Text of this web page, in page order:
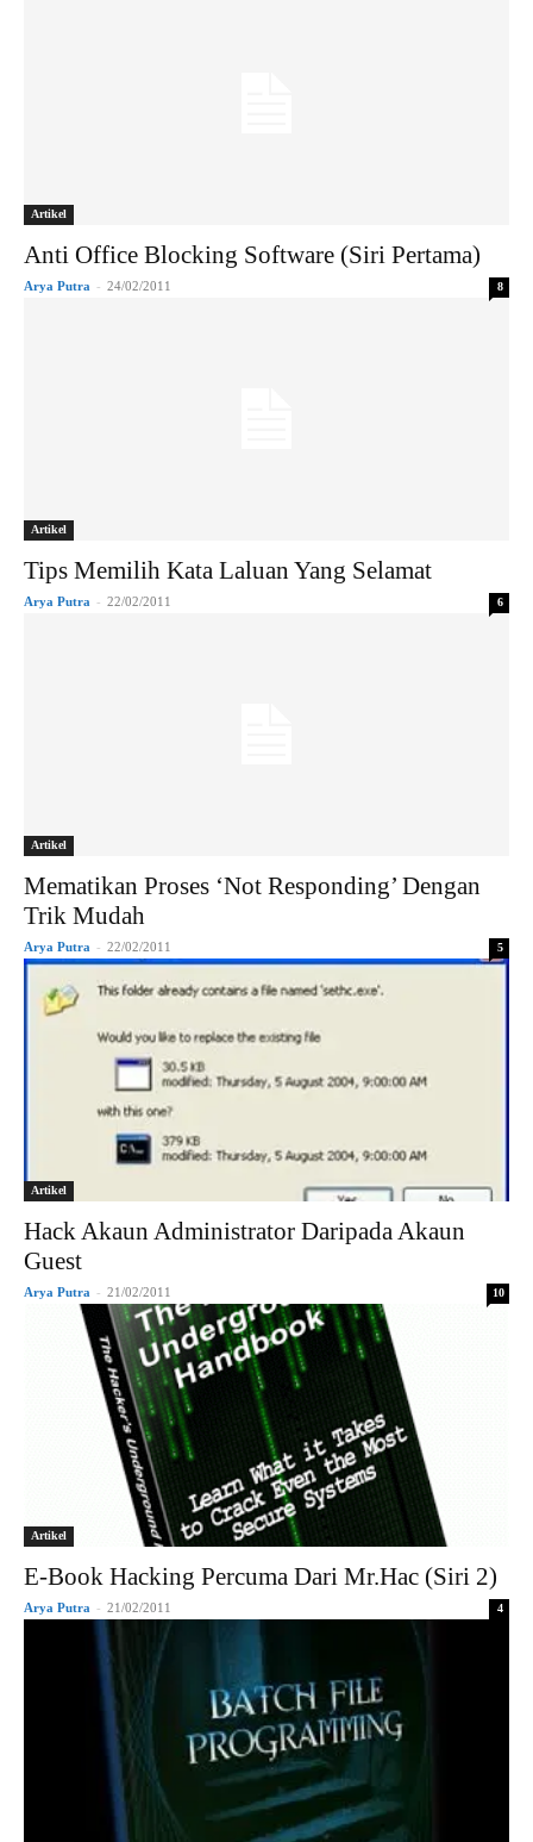
Artikel
Anti Office Blocking Software (Siri Pertama)
Arya Putra - 24/02/2011 8
Artikel
Tips Memilih Kata Laluan Yang Selamat
Arya Putra - 22/02/2011 6
Artikel
Mematikan Proses ‘Not Responding’ Dengan
Trik Mudah
Arya Putra - 22/02/2011 5
Artikel
Hack Akaun Administrator Daripada Akaun
Guest
Arya Putra - 21/02/2011 10
Artikel
E-Book Hacking Percuma Dari Mr.Hac (Siri 2)
Arya Putra - 21/02/2011 4